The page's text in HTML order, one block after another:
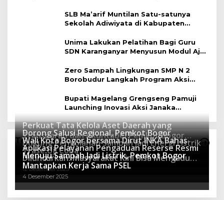
SLB Ma’arif Muntilan Satu-satunya
Sekolah Adiwiyata di Kabupaten
Unima Lakukan Pelatihan Bagi Guru
SDN Karanganyar Menyusun Modul Ajar
Zero Sampah Lingkungan SMP N 2
Borobudur Langkah Program Aksi
Bupati Magelang Grengseng Pamuji
Launching Inovasi Aksi Janaka
Program Sekolah Adiwiyata
Teknologi
Perkuat Tata Kelola Aset Daerah yang
Transparan dan Akuntabel Pemkot Bogor
Luncurkan SIMASDA
8 Juli 2026
Dorong Salusi Regional, Pemkot Bogor
Dukung Pengolahan Sampah Jadi Energi Listrik
8 April 2026
Wali Kota Bogor bersama Dirut INKA Bahas
Trase Uji Coba
7 Januari 2026
Aplikasi Pelayanan Pengaduan Reserse Resmi
Diluncurkan: Masyarakat Kini Bisa Mengadu
Lebih Cepat, Mudah, dan Terintegrasi
12 Desember 2025
Menuju Sampah Jadi Listrik, Pemkot Bogor
Mantapkan Kerja Sama PSEL
4 Desember 2025